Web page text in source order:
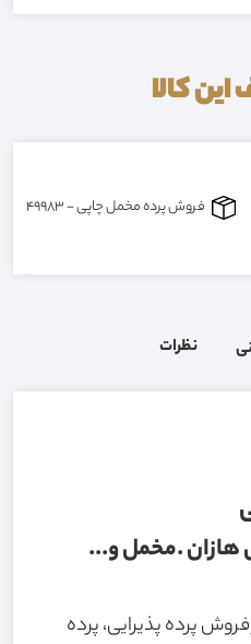
اینکالا
فروش پرده مخمل چاپی - 09155149983
نظرات
هازان .مخمل و...
پرده پذیرایی، پرده